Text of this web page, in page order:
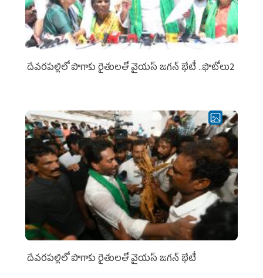
దేవరపల్లిలో పొగాకు రైతులతో వైయస్ జగన్ భేటీ ..ఫొటోలు2
దేవరపల్లిలో పొగాకు రైతులతో వైయస్ జగన్ భేటీ